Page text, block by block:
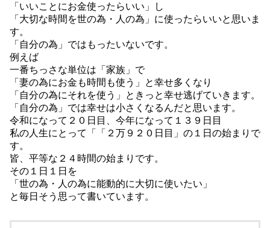
「いいことにお金使ったらいい」し
「大切な時間を世の為・人の為」に使ったらいいと思いま
す。
「自分の為」ではもったいないです。
例えば
一番ちっさな単位は「家族」で
「妻の為にお金も時間も使う」と幸せ多くなり
「自分の為にそれを使う」ときっと幸せ逃げていきます。
「自分の為」では幸せは小さくなるんだと思います。
令和になって２０日目、今年になって１３９日目
私の人生にとって「「２万９２０日目」の１日の始まりで
す。
皆、平等な２４時間の始まりです。
その１日１日を
「世の為・人の為に能動的に大切に使いたい」
と毎日そう思って書いています。